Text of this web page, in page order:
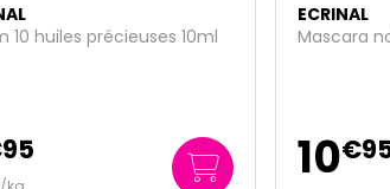
noir fortifiant 7ml
95
ECRINAL
Soin
8€45